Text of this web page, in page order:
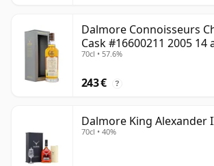
Dalmore Connoisseurs
Cask #16600211 2005 14
70cl • 57.6%
243 € ?
Dalmore King Alexander
70cl • 40%